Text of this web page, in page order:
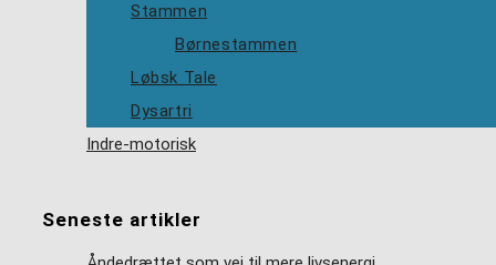
Stammen
Børnestammen
Løbsk Tale
Dysartri
Indre-motorisk
Seneste artikler